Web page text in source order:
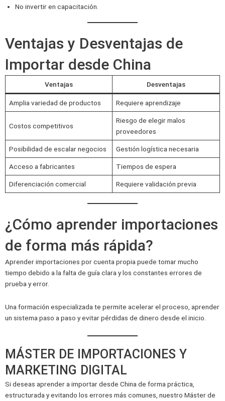
No invertir en capacitación.
Ventajas y Desventajas de
Importar desde China
Ventajas Desventajas
Amplia variedad de productos Requiere aprendizaje
Costos competitivos
Riesgo de elegir malos
proveedores
Posibilidad de escalar negocios Gestión logística necesaria
Acceso a fabricantes Tiempos de espera
Diferenciación comercial Requiere validación previa
¿Cómo aprender importaciones
de forma más rápida?
Aprender importaciones por cuenta propia puede tomar mucho
tiempo debido a la falta de guía clara y los constantes errores de
prueba y error.
Una formación especializada te permite acelerar el proceso, aprender
un sistema paso a paso y evitar pérdidas de dinero desde el inicio.
MÁSTER DE IMPORTACIONES Y
MARKETING DIGITAL
Si deseas aprender a importar desde China de forma práctica,
estructurada y evitando los errores más comunes, nuestro Máster de